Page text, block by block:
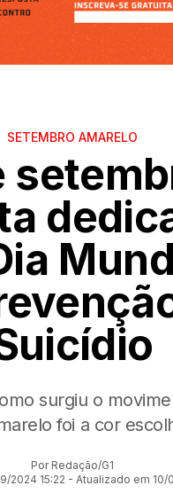
SETEMBRO AMARELO
surgiu o
foi a cor
Por Redação/G1
2024 15:22 - Atualizado em 10/